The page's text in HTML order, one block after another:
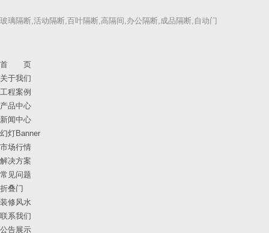
玻璃隔断,活动隔断,百叶隔断,高隔间,办公隔断,成品隔断,自动门
首 页
关于我们
工程案例
产品中心
新闻中心
幻灯Banner
市场行情
解决方案
常见问题
折叠门
装修风水
联系我们
公告展示